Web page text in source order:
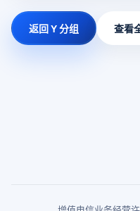
返回 Y 分组 查看